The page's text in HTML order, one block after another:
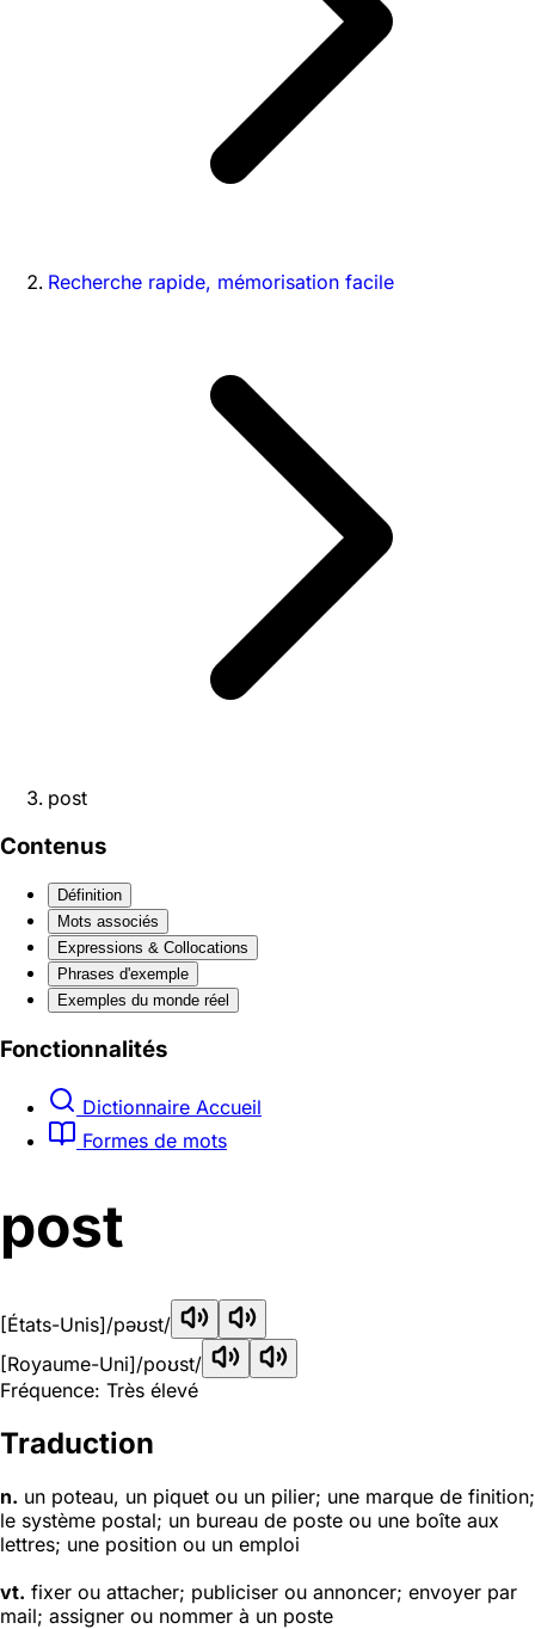
Recherche rapide, mémorisation facile
post
Contenus
Définition
Mots associés
Expressions & Collocations
Phrases d'exemple
Exemples du monde réel
Fonctionnalités
Dictionnaire Accueil
Formes de mots
post
[États-Unis]/pəʊst/
[Royaume-Uni]/poʊst/
Fréquence: Très élevé
Traduction
n. un poteau, un piquet ou un pilier; une marque de finition;
le système postal; un bureau de poste ou une boîte aux
lettres; une position ou un emploi
vt. fixer ou attacher; publiciser ou annoncer; envoyer par
mail; assigner ou nommer à un poste